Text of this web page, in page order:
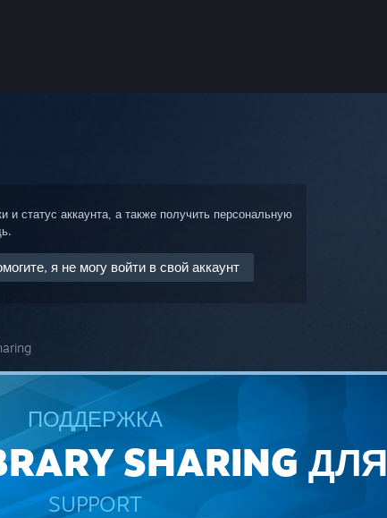
и статус аккаунта, а также получить персональную
я не могу войти в свой аккаунт
ПОДДЕРЖКА
SHARING ДЛЯ
SUPPORT